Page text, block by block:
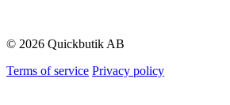
© 2026 Quickbutik AB
Terms of service Privacy policy